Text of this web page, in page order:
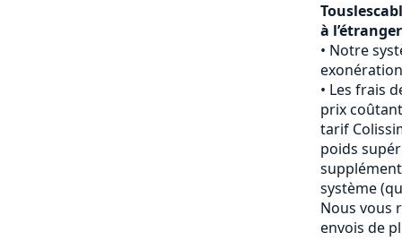
à
Notre
Les frais
prix
tarif
poids
système
Nous vous
envois de